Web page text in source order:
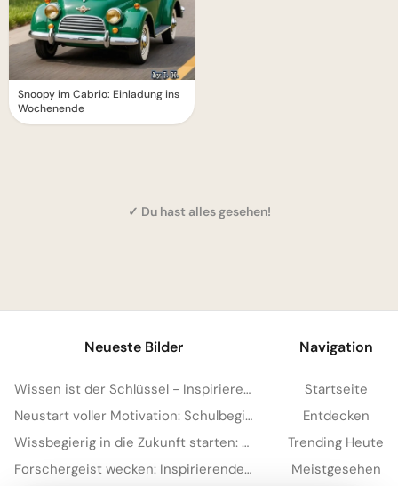
Snoopy im Cabrio: Einladung ins
Wochenende
✓ Du hast alles gesehen!
Neueste Bilder
Wissen ist der Schlüssel - Inspirierende Schulstart Bilder für Telegram
Neustart voller Motivation: Schulbeginn inspirieren und auf TikTok verbreiten!
Wissbegierig in die Zukunft starten: Dein 'Lesen bildet' Bild für Snapchat
Forschergeist wecken: Inspirierende Schulstart-Bilder für Facebook
Navigation
Startseite
Entdecken
Trending Heute
Meistgesehen